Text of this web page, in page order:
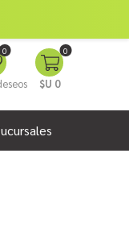
0 0
$U 0